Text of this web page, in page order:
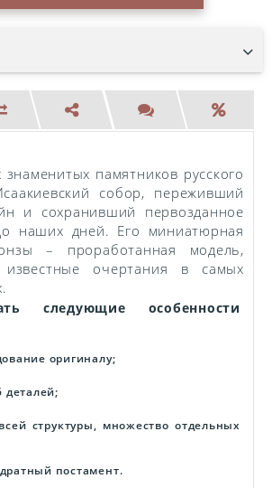
памятников русского
собор, переживший
и сохранивший первозданное
наших дней. Его миниатюрная
– проработанная модель,
очертания в самых
следующие особенности
оригиналу;
деталей;
структуры, множество отдельных
постамент.